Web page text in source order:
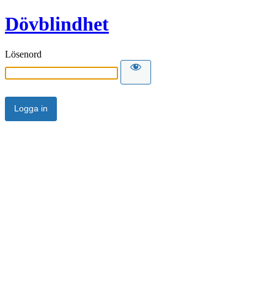
Dövblindhet
Lösenord